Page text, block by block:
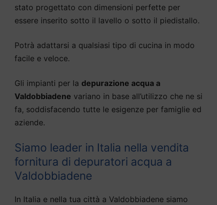
stato progettato con dimensioni perfette per
essere inserito sotto il lavello o sotto il piedistallo.
Potrà adattarsi a qualsiasi tipo di cucina in modo
facile e veloce.
Gli impianti per la depurazione acqua a
Valdobbiadene variano in base all’utilizzo che ne si
fa, soddisfacendo tutte le esigenze per famiglie ed
aziende.
Siamo leader in Italia nella vendita
fornitura di depuratori acqua a
Valdobbiadene
In Italia e nella tua città a Valdobbiadene siamo